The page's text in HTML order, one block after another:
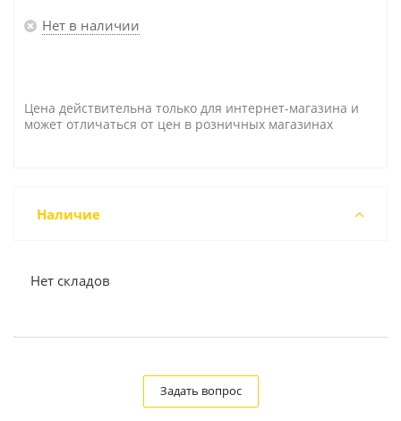
Нет в наличии
Цена действительна только для интернет-магазина и
может отличаться от цен в розничных магазинах
Наличие
Нет складов
Задать вопрос